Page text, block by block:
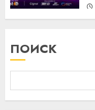
ПОИСК